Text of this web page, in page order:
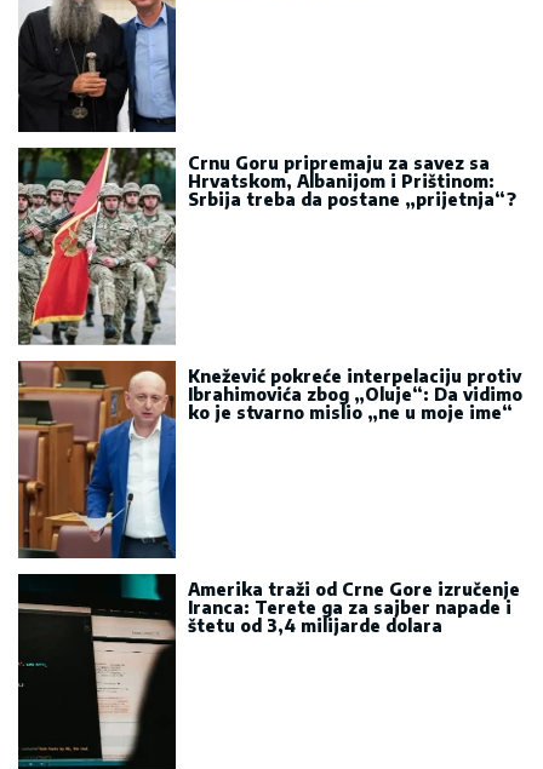
Crnu Goru pripremaju za savez sa
Hrvatskom, Albanijom i Prištinom:
Srbija treba da postane „prijetnja“?
Knežević pokreće interpelaciju protiv
Ibrahimovića zbog „Oluje“: Da vidimo
ko je stvarno mislio „ne u moje ime“
Amerika traži od Crne Gore izručenje
Iranca: Terete ga za sajber napade i
štetu od 3,4 milijarde dolara